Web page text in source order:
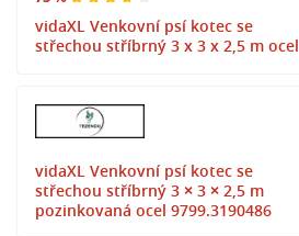
vidaXL Venkovní psí kotec se
střechou stříbrný 3 x 3 x 2,5 m ocel
vidaXL Venkovní psí kotec se
střechou stříbrný 3 × 3 × 2,5 m
pozinkovaná ocel 9799.3190486